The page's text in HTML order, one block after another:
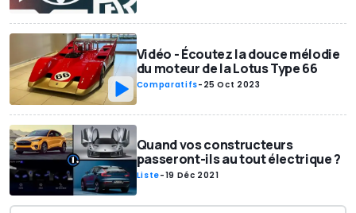
Vidéo - Écoutez la douce mélodie
du moteur de la Lotus Type 66
Comparatifs- 25 Oct 2023
Quand vos constructeurs
passeront-ils au tout électrique ?
Liste-19 Déc 2021